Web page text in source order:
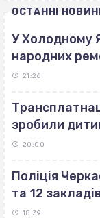
ОСТАННІ
У Холодному
народних
21:26
зробили
20:00
Поліція
та 12
18:39